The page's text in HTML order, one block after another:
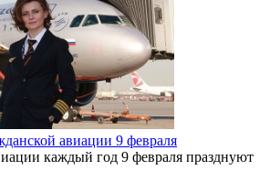
авиации 9 февраля
каждый год 9 февраля празднуют